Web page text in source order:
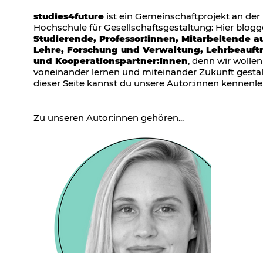
studies4future ist ein Gemeinschaftprojekt an der
Hochschule für Gesellschaftsgestaltung: Hier
Studierende, Professor:innen, Mitarbeitende
Lehre, Forschung und Verwaltung,
und Kooperationspartner:innen,denn wir wollen
voneinander lernen und miteinander Zukunft
dieser Seite kannst du unsere Autor:innen
Zu unseren Autor:innen gehören...